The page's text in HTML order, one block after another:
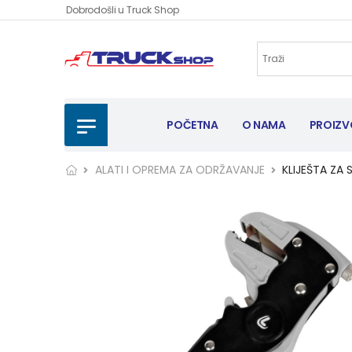
Dobrodošli u Truck Shop
POČETNA O NAMA
ALATI I OPREMA ZA ODRŽAVANJE KLIJEŠTA